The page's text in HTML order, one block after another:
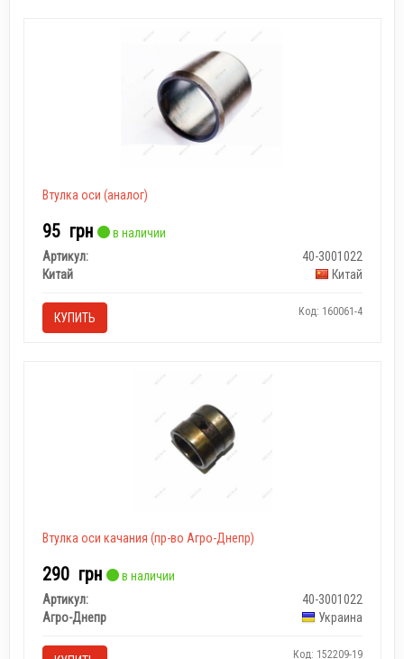
Втулка оси (аналог)
95 грн
в наличии
Артикул:
40-3001022
Китай
Китай
КУПИТЬ Код: 160061-4
Втулка оси качания (пр-во Агро-Днепр)
290 грн
в наличии
Артикул:
40-3001022
Агро-Днепр
Украина
Код: 152209-19